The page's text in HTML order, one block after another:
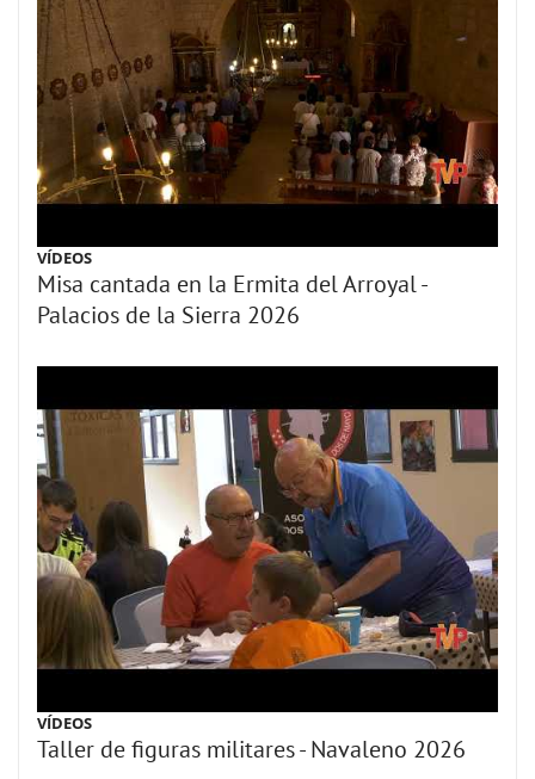
VÍDEOS
Misa cantada en la Ermita del Arroyal -
Palacios de la Sierra 2026
VÍDEOS
Taller de figuras militares - Navaleno 2026